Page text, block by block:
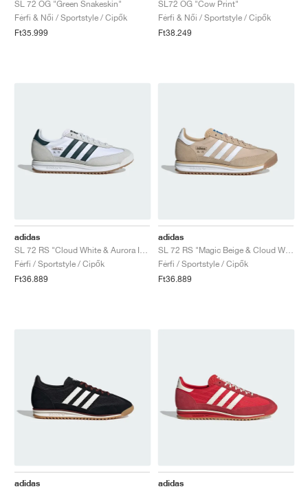
SL 72 OG "Green Snakeskin"
Férfi & Női / Sportstyle / Cipők
Ft35.999
SL72 OG "Cow Print"
Férfi & Női / Sportstyle / Cipők
Ft38.249
adidas
Férfi / Sportstyle / Cipők
Ft36.889
adidas
Férfi / Sportstyle / Cipők
Ft36.889
adidas
adidas